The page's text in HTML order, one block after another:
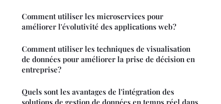
Comment utiliser les microservices pour
améliorer l'évolutivité des applications web?
Comment utiliser les techniques de visualisation
de données pour améliorer la prise de décision en
entreprise?
Quels sont les avantages de l'intégration des